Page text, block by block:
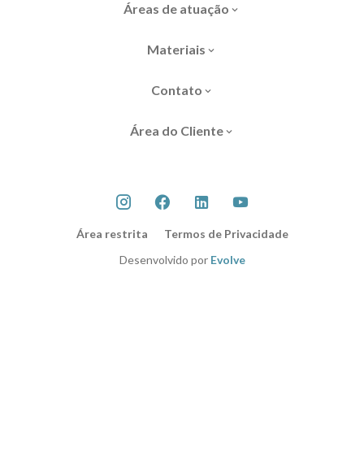
Áreas de atuação
Materiais
Contato
Área do Cliente
Área restrita
Termos de Privacidade
Desenvolvido por Evolve